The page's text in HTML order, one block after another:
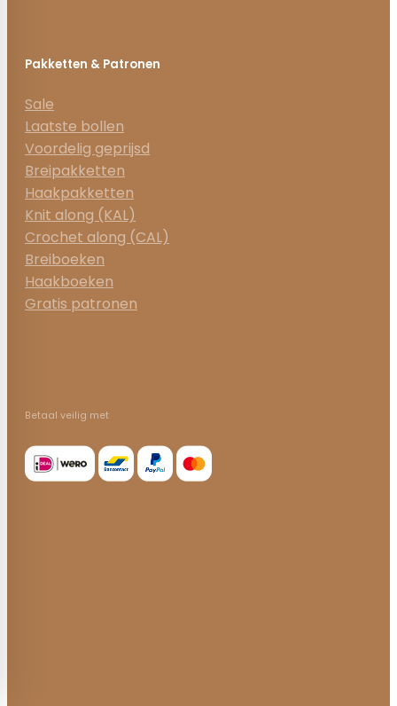
Pakketten & Patronen
Sale
Laatste bollen
Voordelig geprijsd
Breipakketten
Haakpakketten
Knit along (KAL)
Crochet along (CAL)
Breiboeken
Haakboeken
Gratis patronen
Betaal veilig met